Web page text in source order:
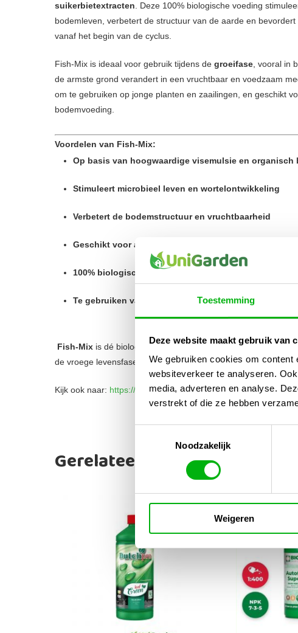
Toestemming
Deze website maakt gebruik van
We gebruiken cookies om
websiteverkeer te analyseren.
media, adverteren en analyse.
verstrekt of die ze hebben
Noodzakelijk
Weigeren
suikerbietextracten . Deze 100% biologische voeding
bodemleven, verbetert de structuur van de aarde en
vanaf het begin van de cyclus.
Fish-Mix is ideaal voor gebruik tijdens de groeifase , vooral in
de armste grond verandert in een vruchtbaar en voedzaam
om te gebruiken op jonge planten en zaailingen, en geschikt
bodemvoeding.
Voordelen van Fish-Mix:
Op basis van hoogwaardige visemulsie en organisch
Stimuleert microbieel leven en wortelontwikkeling
Verbetert de bodemstructuur en vruchtbaarheid
Geschikt voor aarde, kokos en substraten met laag
100% biologisch – veilig voor plant, dier en milieu
Te gebruiken vanaf de eerste groeifase tot aan de bloei
Fish-Mix is dé biologische keuze voor gezonde, snelle groei
de vroege levensfase van je planten.
Kijk ook naar: https://unigarden.nl/product-category/
Gerelateerde producten